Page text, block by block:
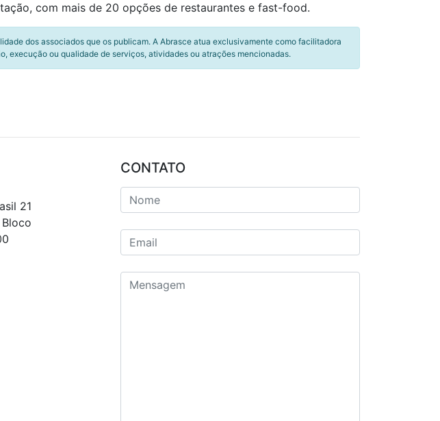
com mais de 20 opções de restaurantes e fast-food.
dos associados que os publicam. A Abrasce atua exclusivamente como facilitadora
execução ou qualidade de serviços, atividades ou atrações mencionadas.
21
CONTATO